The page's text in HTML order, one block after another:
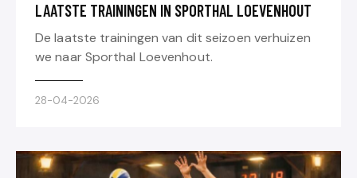
LAATSTE TRAININGEN IN SPORTHAL LOEVENHOUT
De laatste trainingen van dit seizoen verhuizen
we naar Sporthal Loevenhout.
28-04-2026